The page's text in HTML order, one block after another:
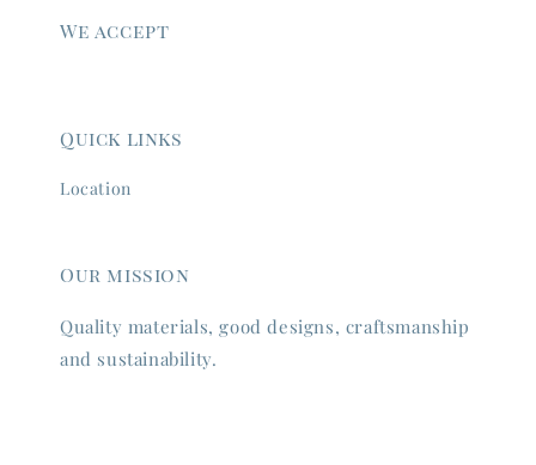
We accept
Quick links
Location
Our mission
Quality materials, good designs, craftsmanship
and sustainability.